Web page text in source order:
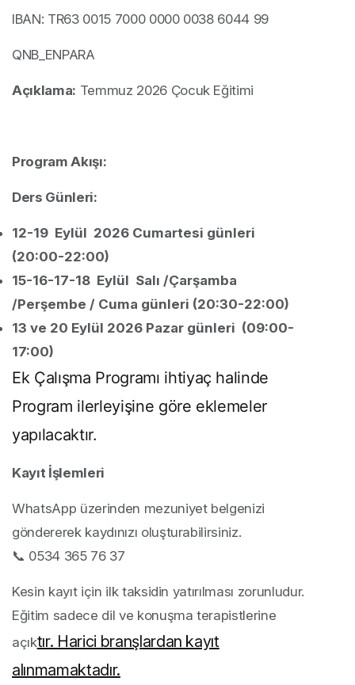
IBAN: TR63 0015 7000 0000 0038 6044 99
QNB_ENPARA
Açıklama: Temmuz 2026 Çocuk Eğitimi
Program Akışı:
Ders Günleri:
12-19 Eylül 2026 Cumartesi günleri
(20:00-22:00)
15-16-17-18 Eylül Salı /Çarşamba
/Perşembe / Cuma günleri (20:30-22:00)
13 ve 20 Eylül 2026 Pazar günleri (09:00-
17:00)
Ek Çalışma Programı ihtiyaç halinde
Program ilerleyişine göre eklemeler
yapılacaktır.
Kayıt İşlemleri
WhatsApp üzerinden mezuniyet belgenizi
göndererek kaydınızı oluşturabilirsiniz.
📞 0534 365 76 37
Kesin kayıt için ilk taksidin yatırılması zorunludur.
Eğitim sadece dil ve konuşma terapistlerine
açıktır. Harici branşlardan kayıt
alınmamaktadır.